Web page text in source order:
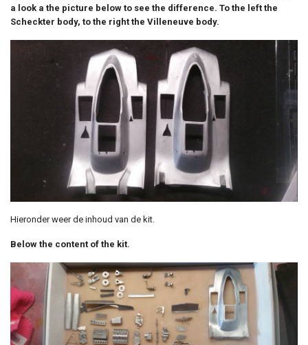
a look a the picture below to see the difference. To the left the
Scheckter body, to the right the Villeneuve body.
Hieronder weer de inhoud van de kit.
Below the content of the kit.